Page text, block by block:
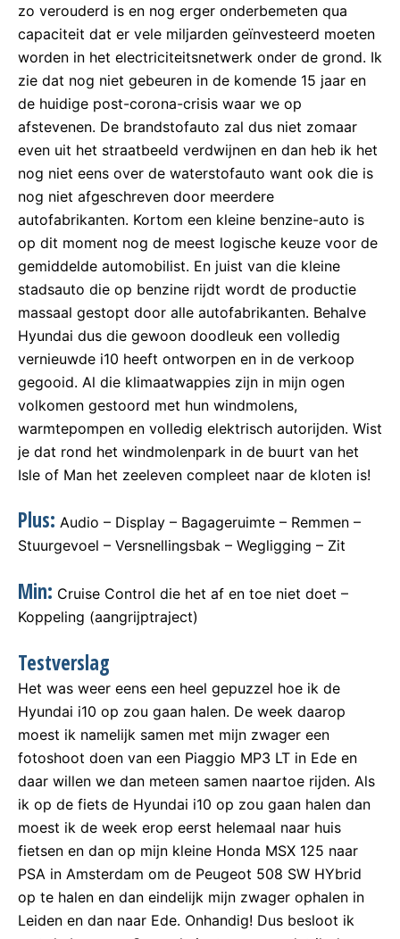
zo verouderd is en nog erger onderbemeten qua
capaciteit dat er vele miljarden geïnvesteerd moeten
worden in het electriciteitsnetwerk onder de grond. Ik
zie dat nog niet gebeuren in de komende 15 jaar en
de huidige post-corona-crisis waar we op
afstevenen. De brandstofauto zal dus niet zomaar
even uit het straatbeeld verdwijnen en dan heb ik het
nog niet eens over de waterstofauto want ook die is
nog niet afgeschreven door meerdere
autofabrikanten. Kortom een kleine benzine-auto is
op dit moment nog de meest logische keuze voor de
gemiddelde automobilist. En juist van die kleine
stadsauto die op benzine rijdt wordt de productie
massaal gestopt door alle autofabrikanten. Behalve
Hyundai dus die gewoon doodleuk een volledig
vernieuwde i10 heeft ontworpen en in de verkoop
gegooid. Al die klimaatwappies zijn in mijn ogen
volkomen gestoord met hun windmolens,
warmtepompen en volledig elektrisch autorijden. Wist
je dat rond het windmolenpark in de buurt van het
Isle of Man het zeeleven compleet naar de kloten is!
Plus: Audio – Display – Bagageruimte – Remmen –
Stuurgevoel – Versnellingsbak – Wegligging – Zit
Min: Cruise Control die het af en toe niet doet –
Koppeling (aangrijptraject)
Testverslag
Het was weer eens een heel gepuzzel hoe ik de
Hyundai i10 op zou gaan halen. De week daarop
moest ik namelijk samen met mijn zwager een
fotoshoot doen van een Piaggio MP3 LT in Ede en
daar willen we dan meteen samen naartoe rijden. Als
ik op de fiets de Hyundai i10 op zou gaan halen dan
moest ik de week erop eerst helemaal naar huis
fietsen en dan op mijn kleine Honda MSX 125 naar
PSA in Amsterdam om de Peugeot 508 SW HYbrid
op te halen en dan eindelijk mijn zwager ophalen in
Leiden en dan naar Ede. Onhandig! Dus besloot ik